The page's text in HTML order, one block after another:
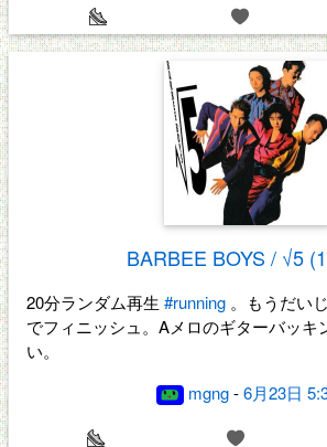
BARBEE BOYS / √5
20分ランダム再生 #running 。もうだい
でフィニッシュ。Aメロのギターバッキ
い。
mgng-6月23日